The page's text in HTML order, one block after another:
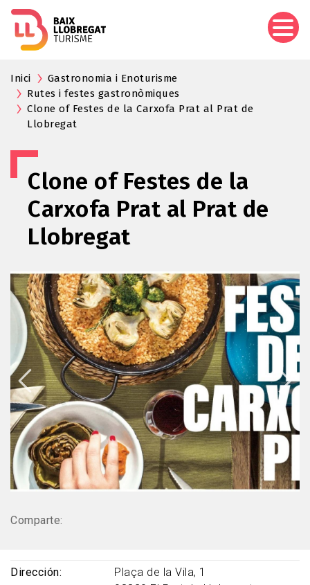
Inici
Gastronomia i Enoturisme
Rutes i festes gastronòmiques
Clone of Festes de la Carxofa Prat al Prat de
Llobregat
Clone of Festes de la
Carxofa Prat al Prat de
Llobregat
Comparte:
Dirección
Plaça de la Vila, 1